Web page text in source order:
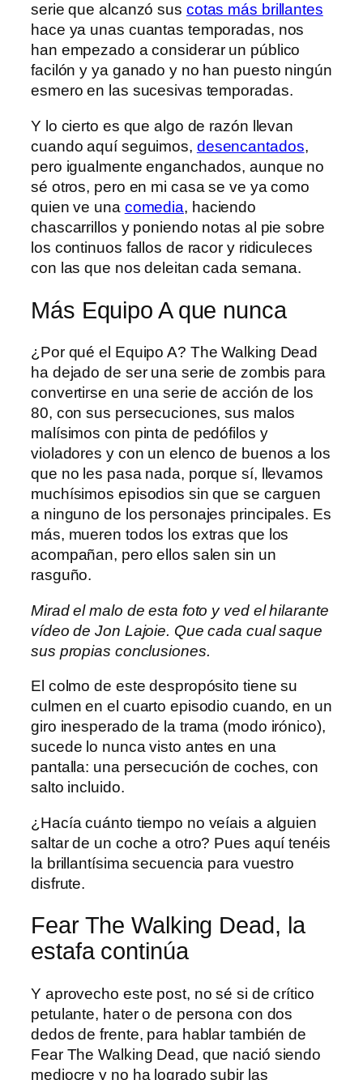
serie que alcanzó sus cotas más brillantes
hace ya unas cuantas temporadas, nos
han empezado a considerar un público
facilón y ya ganado y no han puesto ningún
esmero en las sucesivas temporadas.
Y lo cierto es que algo de razón llevan
cuando aquí seguimos, desencantados,
pero igualmente enganchados, aunque no
sé otros, pero en mi casa se ve ya como
quien ve una comedia, haciendo
chascarrillos y poniendo notas al pie sobre
los continuos fallos de racor y ridiculeces
con las que nos deleitan cada semana.
Más Equipo A que nunca
¿Por qué el Equipo A? The Walking Dead
ha dejado de ser una serie de zombis para
convertirse en una serie de acción de los
80, con sus persecuciones, sus malos
malísimos con pinta de pedófilos y
violadores y con un elenco de buenos a los
que no les pasa nada, porque sí, llevamos
muchísimos episodios sin que se carguen
a ninguno de los personajes principales. Es
más, mueren todos los extras que los
acompañan, pero ellos salen sin un
rasguño.
Mirad el malo de esta foto y ved el hilarante
vídeo de Jon Lajoie. Que cada cual saque
sus propias conclusiones.
El colmo de este despropósito tiene su
culmen en el cuarto episodio cuando, en un
giro inesperado de la trama (modo irónico),
sucede lo nunca visto antes en una
pantalla: una persecución de coches, con
salto incluido.
¿Hacía cuánto tiempo no veíais a alguien
saltar de un coche a otro? Pues aquí tenéis
la brillantísima secuencia para vuestro
disfrute.
Fear The Walking Dead, la
estafa continúa
Y aprovecho este post, no sé si de crítico
petulante, hater o de persona con dos
dedos de frente, para hablar también de
Fear The Walking Dead, que nació siendo
mediocre y no ha logrado subir las